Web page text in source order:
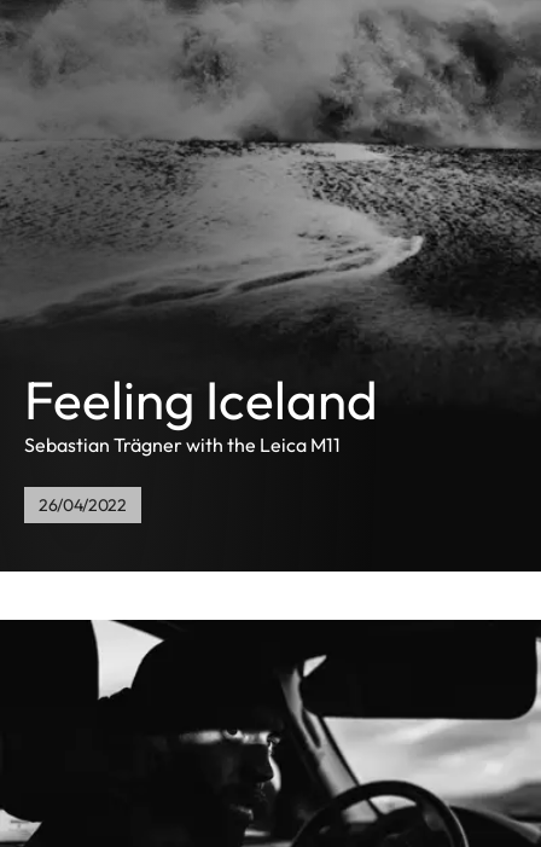
Feeling Iceland
Sebastian Trägner with the Leica M11
26/04/2022